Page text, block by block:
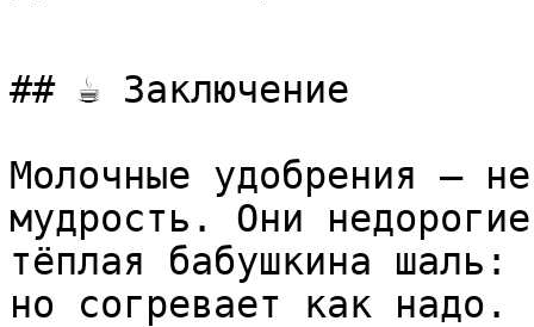
## ☕ Заключение
Молочные удобрения —
мудрость. Они
тёплая бабушкина
но согревает как надо.